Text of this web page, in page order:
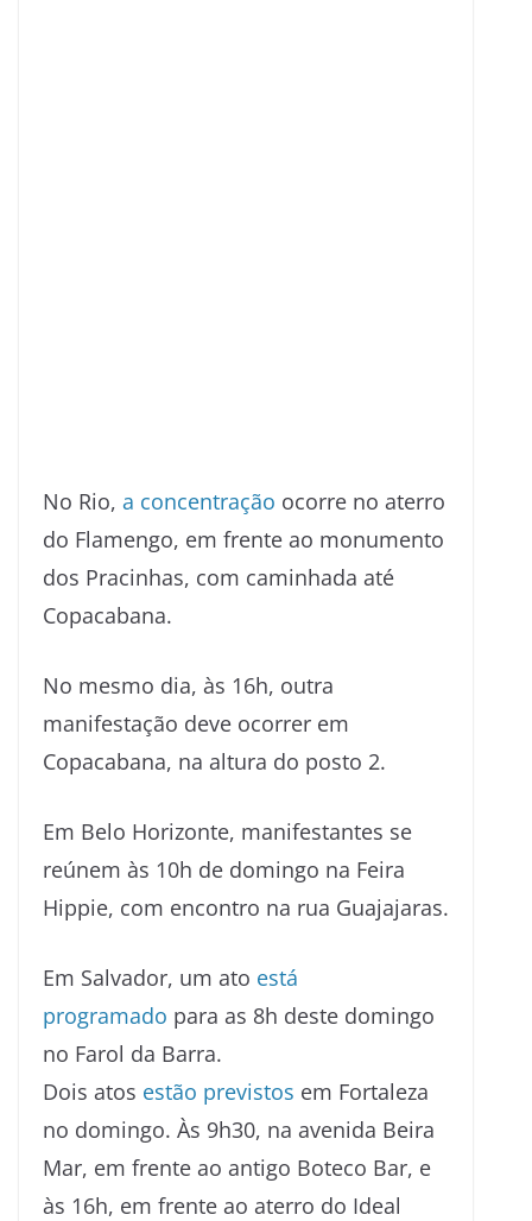
No Rio, a concentração ocorre no aterro
do Flamengo, em frente ao monumento
dos Pracinhas, com caminhada até
Copacabana.
No mesmo dia, às 16h, outra
manifestação deve ocorrer em
Copacabana, na altura do posto 2.
Em Belo Horizonte, manifestantes se
reúnem às 10h de domingo na Feira
Hippie, com encontro na rua Guajajaras.
Em Salvador, um ato está
programado para as 8h deste domingo
no Farol da Barra.
Dois atos estão previstos em Fortaleza
no domingo. Às 9h30, na avenida Beira
Mar, em frente ao antigo Boteco Bar, e
às 16h, em frente ao aterro do Ideal